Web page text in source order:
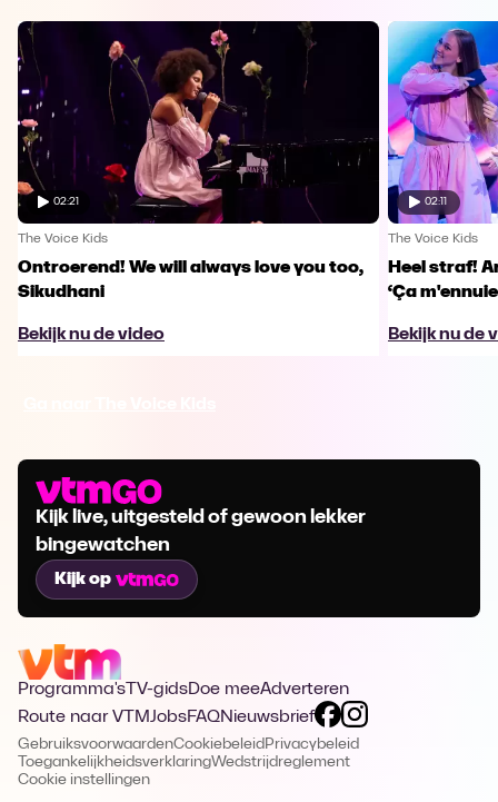
02:21
The Voice Kids
Ontroerend! We will always love you too,
Sikudhani
Bekijk nu de video
02:11
The Voice Kids
Heel straf!
‘Ça
Bekijk nu de
Kijk live, uitgesteld of gewoon lekker
bingewatchen
Kijk op
Programma's TV-gidsDoe meeAdverteren
Route naar VTMJobsFAQNieuwsbrief
GebruiksvoorwaardenCookiebeleid Privacybeleid
ToegankelijkheidsverklaringWedstrijdreglement
Cookie instellingen